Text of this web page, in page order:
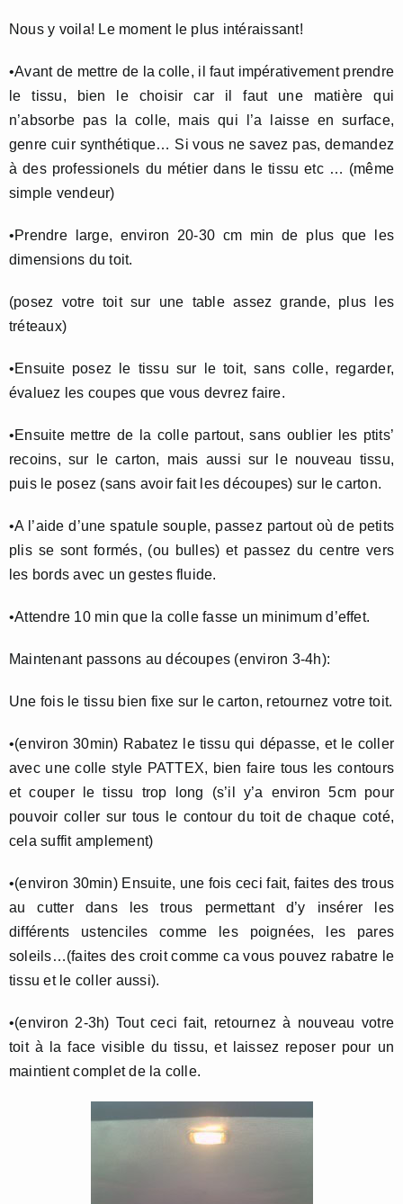
Nous y voila! Le moment le plus intéraissant!
•Avant de mettre de la colle, il faut impérativement prendre
le tissu, bien le choisir car il faut une matière qui
n’absorbe pas la colle, mais qui l’a laisse en surface,
genre cuir synthétique… Si vous ne savez pas, demandez
à des professionels du métier dans le tissu etc … (même
simple vendeur)
•Prendre large, environ 20-30 cm min de plus que les
dimensions du toit.
(posez votre toit sur une table assez grande, plus les
tréteaux)
•Ensuite posez le tissu sur le toit, sans colle, regarder,
évaluez les coupes que vous devrez faire.
•Ensuite mettre de la colle partout, sans oublier les ptits’
recoins, sur le carton, mais aussi sur le nouveau tissu,
puis le posez (sans avoir fait les découpes) sur le carton.
•A l’aide d’une spatule souple, passez partout où de petits
plis se sont formés, (ou bulles) et passez du centre vers
les bords avec un gestes fluide.
•Attendre 10 min que la colle fasse un minimum d’effet.
Maintenant passons au découpes (environ 3-4h):
Une fois le tissu bien fixe sur le carton, retournez votre toit.
•(environ 30min) Rabatez le tissu qui dépasse, et le coller
avec une colle style PATTEX, bien faire tous les contours
et couper le tissu trop long (s’il y’a environ 5cm pour
pouvoir coller sur tous le contour du toit de chaque coté,
cela suffit amplement)
•(environ 30min) Ensuite, une fois ceci fait, faites des trous
au cutter dans les trous permettant d’y insérer les
différents ustenciles comme les poignées, les pares
soleils…(faites des croit comme ca vous pouvez rabatre le
tissu et le coller aussi).
•(environ 2-3h) Tout ceci fait, retournez à nouveau votre
toit à la face visible du tissu, et laissez reposer pour un
maintient complet de la colle.